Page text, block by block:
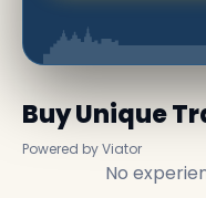
Buy Unique
Powered by Viator
No